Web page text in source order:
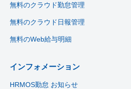
無料のクラウド勤怠管理
無料のクラウド日報管理
無料のWeb給与明細
インフォメーション
HRMOS勤怠 お知らせ